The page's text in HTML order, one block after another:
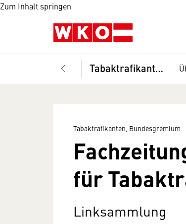
Zum Inhalt springen
Tabaktrafikanten, Bundesgremium
Tabaktrafikanten, Bundesgremium
für
Linksammlung